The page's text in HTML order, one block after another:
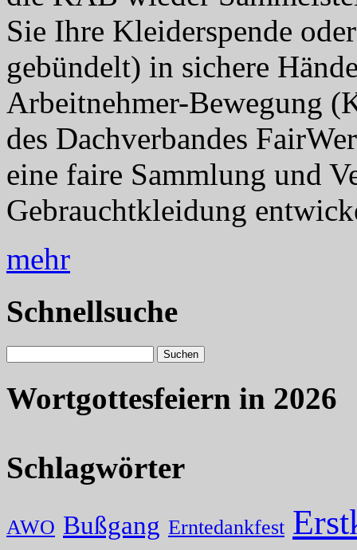
Sie Ihre Kleiderspende
gebündelt) in sichere
Arbeitnehmer-Bewegung
des Dachverbandes
eine faire Sammlung und
Gebrauchtkleidung
mehr
Schnellsuche
Wortgottesfeiern in 2026
Schlagwörter
AWO Bußgang Erntedankfest